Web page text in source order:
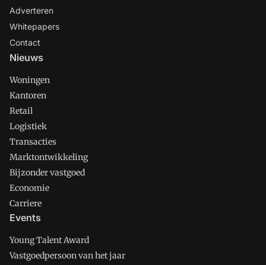
Adverteren
Whitepapers
Contact
Nieuws
Woningen
Kantoren
Retail
Logistiek
Transacties
Marktontwikkeling
Bijzonder vastgoed
Economie
Carriere
Events
Young Talent Award
Vastgoedpersoon van het jaar